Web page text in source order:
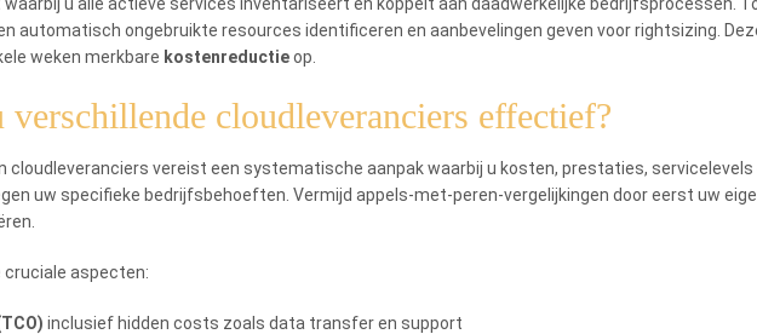
automatisch ongebruikte resources identificeren en aanbevelingen geven voor rightsizing.
weken merkbare kostenreductieop.
cloudleveranciers effectief?
cloudleveranciers vereist een systematische aanpak waarbij u kosten, prestaties, servicelevels
uw specifieke bedrijfsbehoeften. Vermijd appels-met-peren-vergelijkingen door eerst uw
cruciale aspecten:
inclusief hidden costs zoals data transfer en support